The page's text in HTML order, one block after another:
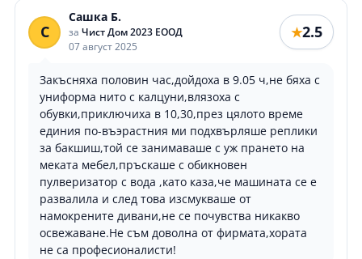
С
Сашка Б.
за Чист Дом 2023 ЕООД
07 август 2025
★2.5
Закъсняха половин час,дойдоха в 9.05 ч,не бяха с
униформа нито с калцуни,влязоха с
обувки,приключиха в 10,30,през цялото време
единия по-въэрастния ми подхвърляше реплики
за бакшиш,той се занимаваше с уж прането на
меката мебел,пръскаше с обикновен
пулверизатор с вода ,като каза,че машината се е
развалила и след това изсмукваше от
намокрените дивани,не се почувства никакво
освежаване.Не съм доволна от фирмата,хората
не са професионалисти!